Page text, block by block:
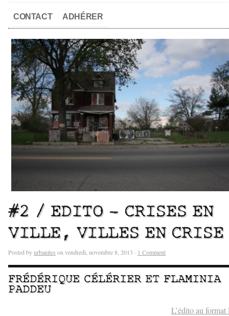
CONTACT ADHÉRER
#2 / EDITO – CRISES EN
VILLE, VILLES EN CRISE
Posted byurbanites on vendredi, novembre 8, 2013 · 1 Comment
FRÉDÉRIQUE CÉLÉRIERET FLAMINIA
PADDEU
L’édito au